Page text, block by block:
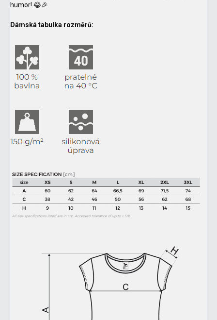
humor! 😂🎉
Dámská tabulka rozměrů: